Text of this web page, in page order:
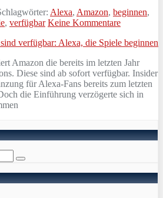
Alexa, Amazon, beginnen,
, verfügbar Keine Kommentare
Amazon die bereits im letzten Jahr
Diese sind ab sofort verfügbar. Insider
für Alexa-Fans bereits zum letzten
die Einführung verzögerte sich in